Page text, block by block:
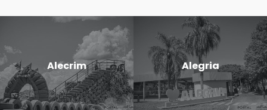
Alecrim Alegria